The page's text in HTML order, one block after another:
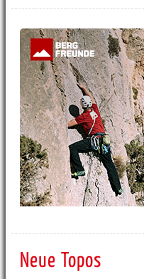
Neue Topos